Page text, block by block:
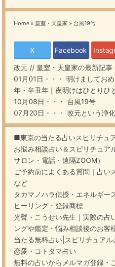
Home » 皇室・天皇家 » 台風19号
X Facebook
改元 // 皇室・天皇家の最新記事
01月01日・・・ 明けましてお
年・辛丑年｜夜明けはひとりひ
10月08日・・・ 台風19号
07月20日・・・ 改元という浄化
■東京の当たる占いスピリチュ
お悩み相談占い＆スピリチュア
サロン・電話・遠隔ZOOM）
ご予約前によくある質問｜占い
など
タカマノハラ伝授・エネルギー
ヒーリング・登録商標
光聲・こうせい先生｜実際の占
ングや鑑定・悩み相談後のお客
当たる無料占い|スピリチュア
恋愛・コトタマ占い
無料の占いからメルマガ登録・